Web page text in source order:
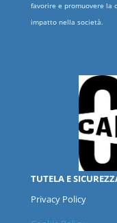
favorire e promuovere la
impatto nella società.
TUTELA E
Privacy Policy